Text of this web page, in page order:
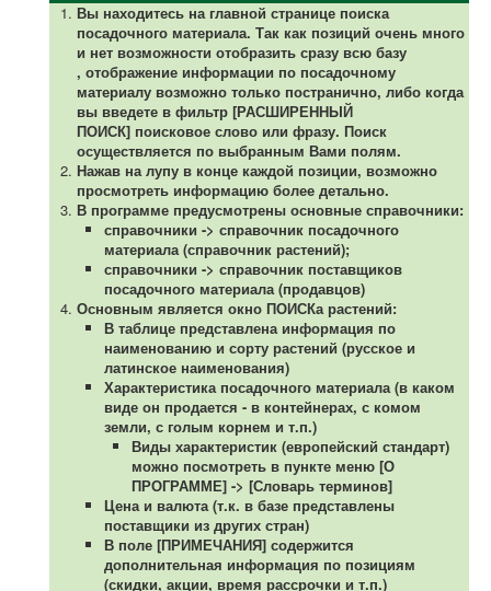
Вы находитесь на главной странице поиска
посадочного материала. Так как позиций очень много
и нет возможности отобразить сразу всю базу
, отображение информации по посадочному
материалу возможно только постранично, либо когда
вы введете в фильтр [РАСШИРЕННЫЙ
ПОИСК] поисковое слово или фразу. Поиск
осуществляется по выбранным Вами полям.
Нажав на лупу в конце каждой позиции, возможно
просмотреть информацию более детально.
В программе предусмотрены основные справочники:
справочники -> справочник посадочного
материала (справочник растений);
справочники -> справочник поставщиков
посадочного материала (продавцов)
Основным является окно ПОИСКа растений:
В таблице представлена информация по
наименованию и сорту растений (русское и
латинское наименования)
Характеристика посадочного материала (в каком
виде он продается - в контейнерах, с комом
земли, с голым корнем и т.п.)
Виды характеристик (европейский стандарт)
можно посмотреть в пункте меню [О
ПРОГРАММЕ] -> [Словарь терминов]
Цена и валюта (т.к. в базе представлены
поставщики из других стран)
В поле [ПРИМЕЧАНИЯ] содержится
дополнительная информация по позициям
(скидки, акции, время рассрочки и т.п.)